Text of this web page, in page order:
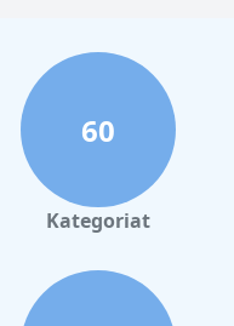
60
Kategoriat